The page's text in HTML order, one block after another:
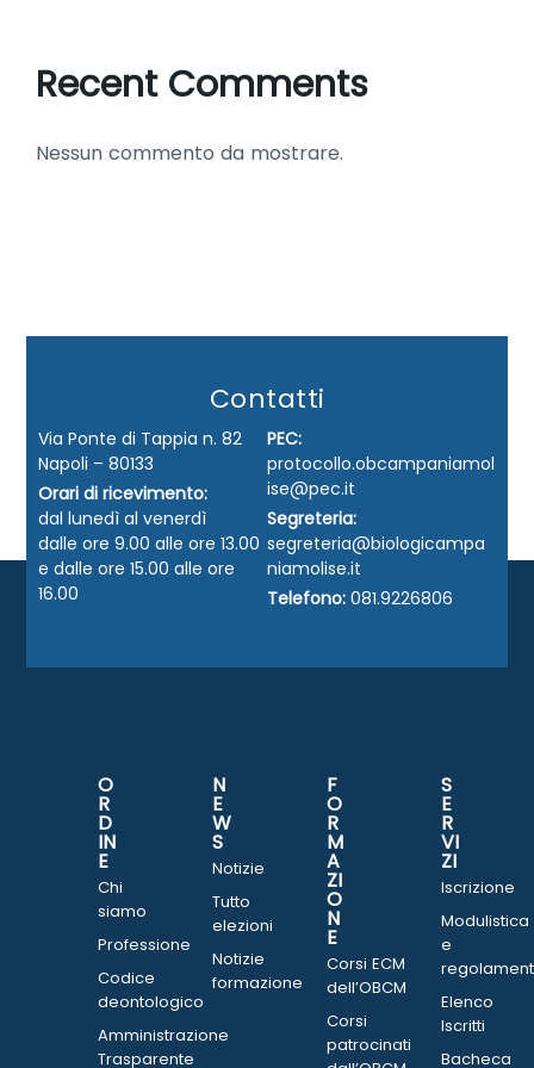
Recent Comments
Nessun commento da mostrare.
Contatti
Via Ponte di Tappia n. 82
Napoli – 80133
Orari di ricevimento:
dal lunedì al venerdì
dalle ore 9.00 alle ore 13.00
e dalle ore 15.00 alle ore
16.00
PEC:
protocollo.obcampaniamol
ise@pec.it
Segreteria:
segreteria@biologicampa
niamolise.it
Telefono: 081.9226806
O
R
D
IN
E
Chi
siamo
Professione
Codice
deontologico
Amministrazione
Trasparente
N
E
W
S
Notizie
Tutto
elezioni
Notizie
formazione
F
O
R
M
A
ZI
O
N
E
Corsi ECM
dell’OBCM
Corsi
patrocinati
S
E
R
VI
ZI
Iscrizione
Modulistica
e
Elenco
Iscritti
Bacheca